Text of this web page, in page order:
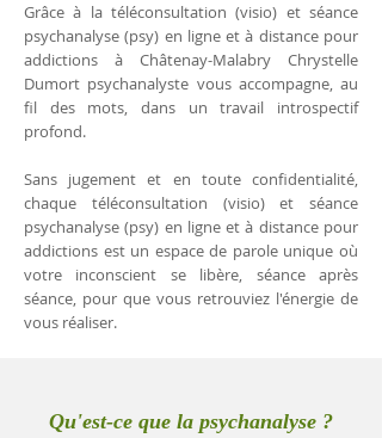
Grâce à la téléconsultation (visio) et séance
psychanalyse (psy) en ligne et à distance pour
addictions à Châtenay-Malabry Chrystelle
Dumort psychanalyste vous accompagne, au
fil des mots, dans un travail introspectif
profond.
Sans jugement et en toute confidentialité,
chaque téléconsultation (visio) et séance
psychanalyse (psy) en ligne et à distance pour
addictions est un espace de parole unique où
votre inconscient se libère, séance après
séance, pour que vous retrouviez l'énergie de
vous réaliser.
Qu'est-ce que la psychanalyse ?